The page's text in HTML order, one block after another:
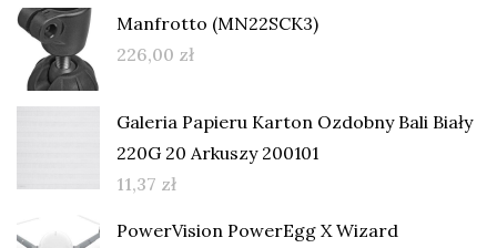
Manfrotto (MN22SCK3)
226,00 zł
Galeria Papieru Karton Ozdobny Bali Biały
220G 20 Arkuszy 200101
11,37 zł
PowerVision PowerEgg X Wizard